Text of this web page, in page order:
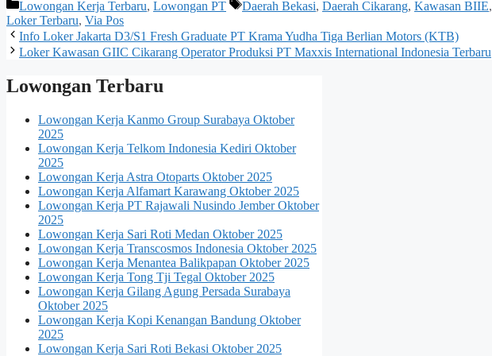
Kategori
Lowongan Kerja Terbaru, Lowongan PT Tag
Daerah Bekasi, Daerah Cikarang, Kawasan BIIE,
Loker Terbaru, Via Pos
Info Loker Jakarta D3/S1 Fresh Graduate PT Krama Yudha Tiga Berlian Motors (KTB)
Loker Kawasan GIIC Cikarang Operator Produksi PT Maxxis International Indonesia Terbaru
Lowongan Terbaru
Lowongan Kerja Kanmo Group Surabaya Oktober
2025
Lowongan Kerja Telkom Indonesia Kediri Oktober
2025
Lowongan Kerja Astra Otoparts Oktober 2025
Lowongan Kerja Alfamart Karawang Oktober 2025
Lowongan Kerja PT Rajawali Nusindo Jember Oktober
2025
Lowongan Kerja Sari Roti Medan Oktober 2025
Lowongan Kerja Transcosmos Indonesia Oktober 2025
Lowongan Kerja Menantea Balikpapan Oktober 2025
Lowongan Kerja Tong Tji Tegal Oktober 2025
Lowongan Kerja Gilang Agung Persada Surabaya
Oktober 2025
Lowongan Kerja Kopi Kenangan Bandung Oktober
2025
Lowongan Kerja Sari Roti Bekasi Oktober 2025